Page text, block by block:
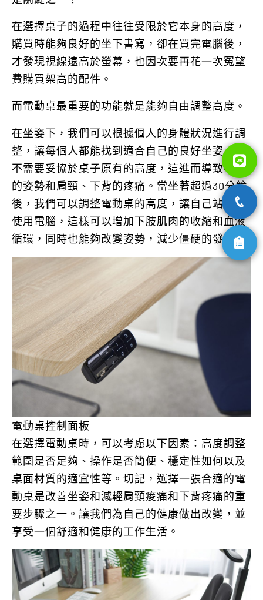
在選擇桌子的過程中往往受限於它本身的高度，
購買時能夠良好的坐下書寫，卻在買完電腦後，
才發現視線遠高於螢幕，也因次要再花一次冤望
費購買架高的配件。
而電動桌最重要的功能就是能夠自由調整高度。
在坐姿下，我們可以根據個人的身體狀況進行調
整，讓每個人都能找到適合自己的良好坐姿，而
不需要妥協於桌子原有的高度，這進而導致不良
的姿勢和肩頸、下背的疼痛。當坐著超過30分鐘
後，我們可以調整電動桌的高度，讓自己站起來
使用電腦，這樣可以增加下肢肌肉的收縮和血液
循環，同時也能夠改變姿勢，減少僵硬的發生。
電動桌控制面板
在選擇電動桌時，可以考慮以下因素：高度調整
範圍是否足夠、操作是否簡便、穩定性如何以及
桌面材質的適宜性等。切記，選擇一張合適的電
動桌是改善坐姿和減輕肩頸痠痛和下背疼痛的重
要步驟之一。讓我們為自己的健康做出改變，並
享受一個舒適和健康的工作生活。